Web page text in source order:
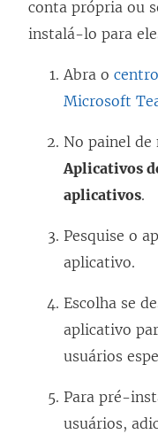
conta própria ou
instalá-lo para
Abra o
Microsoft
No painel de
Aplicativos
aplicativos.
Pesquise o
aplicativo.
Escolha se
aplicativo
usuários
Para pré-
usuários,